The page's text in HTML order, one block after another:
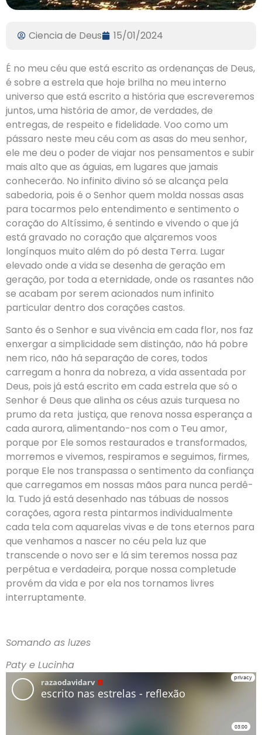
Ciencia de Deus 15/01/2024
É no meu céu que está escrito as ordenanças de Deus,
é sobre a estrela que hoje brilha no meu interno
universo que está escrito a história que escreveremos
juntos, uma história de amor, de verdades, de
entregas, de respeito e fidelidade. Voo como um
pássaro neste meu céu com as asas do meu senhor,
ele me deu o poder de viajar nos pensamentos e subir
mais alto que as águias, em lugares que jamais
conhecerão. No infinito divino só se alcança pela
sabedoria, pois é o Senhor quem molda nossas asas
para tocarmos pelo entendimento e sentimento o
coração do Altíssimo, é sentindo e vivendo o que já
está gravado no coração que alçaremos voos
longínquos muito além do pó desta Terra. Lugar
elevado onde a vida se desenha de geração em
geração, por toda a eternidade, onde os rasantes não
se acabam por serem acionados num infinito
particular dentro dos corações castos.
Santo és o Senhor e sua vivência em cada flor, nos faz
enxergar a simplicidade sem distinção, não há pobre
nem rico, não há separação de cores, todos
carregam a honra da nobreza, a vida assentada por
Deus, pois já está escrito em cada estrela que só o
Senhor é Deus que alinha os céus azuis turquesa no
prumo da reta justiça, que renova nossa esperança a
cada aurora, alimentando-nos com o Teu amor,
porque por Ele somos restaurados e transformados,
morremos e vivemos, respiramos e seguimos, firmes,
porque Ele nos transpassa o sentimento da confiança
que carregamos em nossas mãos para nunca perdê-
la. Tudo já está desenhado nas tábuas de nossos
corações, agora resta pintarmos individualmente
cada tela com aquarelas vivas e de tons eternos para
que venhamos a nascer no céu pela luz que
transcende o novo ser e lá sim teremos nossa paz
perpétua e verdadeira, porque nossa completude
provém da vida e por ela nos tornamos livres
interruptamente.
Somando as luzes
Paty e Lucinha